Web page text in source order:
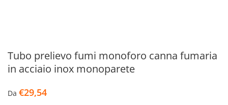
Tubo prelievo fumi monoforo canna fumaria
in acciaio inox monoparete
Da €29,54